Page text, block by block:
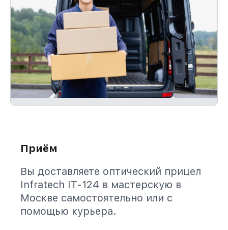
Приём
Вы доставляете оптический прицел
Infratech IT-124 в мастерскую в
Москве самостоятельно или с
помощью курьера.